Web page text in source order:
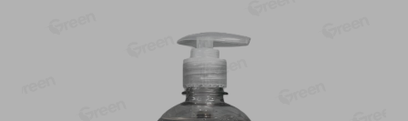
доставкой и бонусной картой